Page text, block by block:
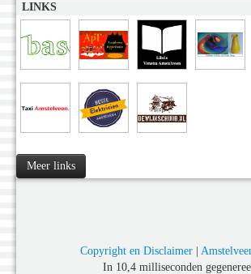
LINKS
Meer links
Copyright en Disclaimer|
In 10,4 milliseconden